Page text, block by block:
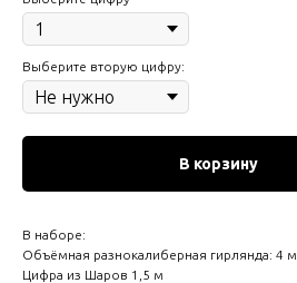
Выберите вторую цифру:
В корзину
В наборе:
Объёмная разнокалиберная гирлянда: 4 м
Цифра из Шаров 1,5 м